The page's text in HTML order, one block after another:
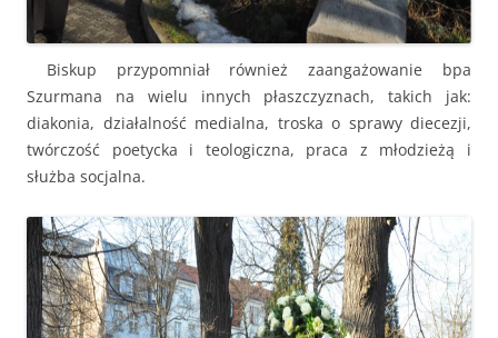
Biskup przypomniał również zaangażowanie bpa
Szurmana na wielu innych płaszczyznach, takich jak:
diakonia, działalność medialna, troska o sprawy diecezji,
twórczość poetycka i teologiczna, praca z młodzieżą i
służba socjalna.